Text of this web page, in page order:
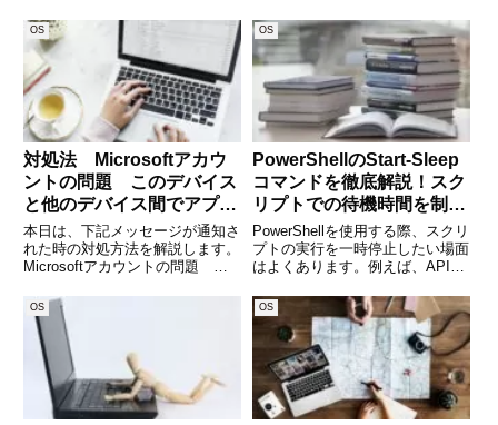
持つサーバー環境や、仮想マシン
上の構成変更時などには、不要に
なったIPアドレスを適切に削除す
ることで、トラブルを未然に
ドです。GUIの「ディスクの管
理」では時間がかかる場面でも、
PowerShellを使えば一瞬でボリュ
ーム
OS
対処法 Microsoftアカウ
ントの問題 このデバイス
と他のデバイス間でアプリ
を引き続き使用するには、
ここを選択してMicrosoft
アカウントにサイインしま
す。
本日は、下記メッセージが通知さ
れた時の対処方法を解説します。
Microsoftアカウントの問題 こ
プリを引き続き使用するには、こ
こを選択してMicrosoftアカウン
トにサイインします。
(adsbygoogl
OS
PowerShellのStart-Sleep
コマンドを徹底解説！スク
リプトでの待機時間を制御
する方法
PowerShellを使用する際、スクリ
プトの実行を一時停止したい場面
はよくあります。例えば、APIの
実行の間隔を調整する、システム
の負荷を軽減するために待機する
など、さまざまな用途がありま
す。そんなときに便利
OS OS